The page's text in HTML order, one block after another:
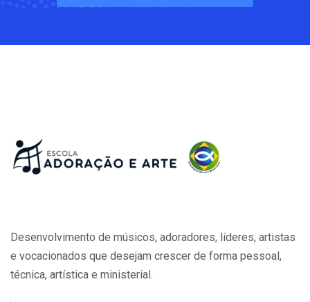
Desenvolvimento de músicos, adoradores, líderes, artistas
e vocacionados que desejam crescer de forma pessoal,
técnica, artística e ministerial.